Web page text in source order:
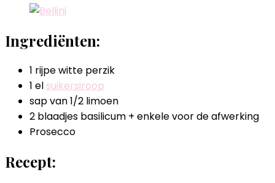
Ingrediënten:
1 rijpe witte perzik
1 el suikersiroop
sap van 1/2 limoen
2 blaadjes basilicum + enkele voor de afwerking
Prosecco
Recept: